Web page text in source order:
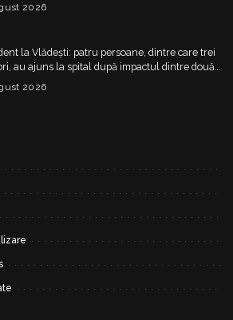
2026
la Vlădești: patru persoane, dintre care trei
au ajuns la spital după impactul dintre două
2026